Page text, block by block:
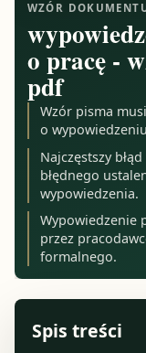
WZÓR
o pracę -
pdf
Wzór pisma
o
Najczęstszy
błędnego
wypowiedzenia.
Wypowiedzenie
przez
formalnego.
Spis treści